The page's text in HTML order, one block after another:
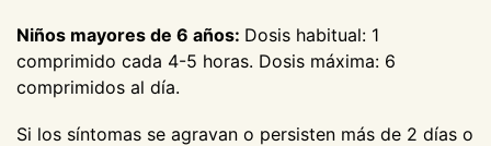
Niños mayores de 6 años: Dosis habitual: 1
comprimido cada 4-5 horas. Dosis máxima: 6
comprimidos al día.
Si los síntomas se agravan o persisten más de 2 días o